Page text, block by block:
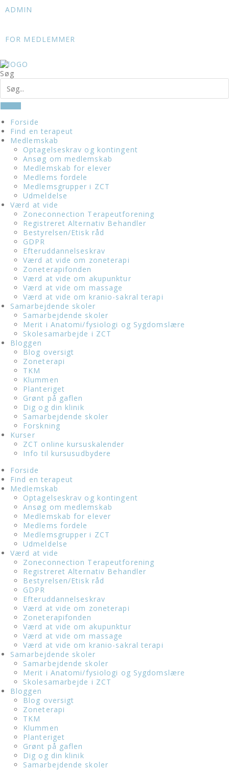
toADMIN
FOR MEDLEMMER
Søg
Forside
Find en terapeut
Medlemskab
Optagelseskrav og kontingent
Ansøg om medlemskab
Medlemskab for elever
Medlems fordele
Medlemsgrupper i ZCT
Udmeldelse
Værd at vide
Zoneconnection Terapeutforening
Registreret Alternativ Behandler
Bestyrelsen/Etisk råd
GDPR
Efteruddannelseskrav
Værd at vide om zoneterapi
Zoneterapifonden
Værd at vide om akupunktur
Værd at vide om massage
Værd at vide om kranio-sakral terapi
Samarbejdende skoler
Samarbejdende skoler
Merit i Anatomi/fysiologi og Sygdomslære
Skolesamarbejde i ZCT
Bloggen
Blog oversigt
Zoneterapi
TKM
Klummen
Planteriget
Grønt på gaflen
Dig og din klinik
Samarbejdende skoler
Forskning
Kurser
ZCT online kursuskalender
Info til kursusudbydere
Forside
Find en terapeut
Medlemskab
Optagelseskrav og kontingent
Ansøg om medlemskab
Medlemskab for elever
Medlems fordele
Medlemsgrupper i ZCT
Udmeldelse
Værd at vide
Zoneconnection Terapeutforening
Registreret Alternativ Behandler
Bestyrelsen/Etisk råd
GDPR
Efteruddannelseskrav
Værd at vide om zoneterapi
Zoneterapifonden
Værd at vide om akupunktur
Værd at vide om massage
Værd at vide om kranio-sakral terapi
Samarbejdende skoler
Samarbejdende skoler
Merit i Anatomi/fysiologi og Sygdomslære
Skolesamarbejde i ZCT
Bloggen
Blog oversigt
Zoneterapi
TKM
Klummen
Planteriget
Grønt på gaflen
Dig og din klinik
Samarbejdende skoler